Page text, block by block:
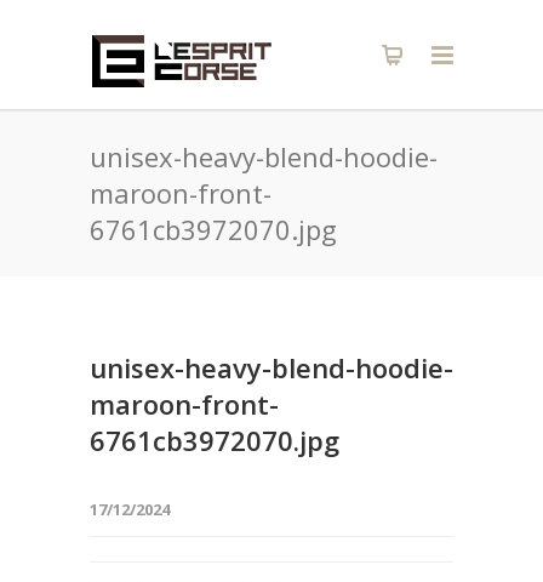
unisex-heavy-blend-hoodie-
maroon-front-
6761cb3972070.jpg
unisex-heavy-blend-hoodie-
maroon-front-
6761cb3972070.jpg
17/12/2024